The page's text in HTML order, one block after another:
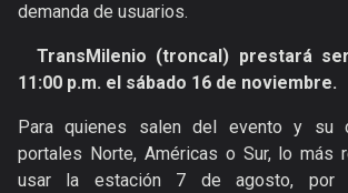
demanda de usuarios.
TransMilenio (troncal) prestará
11:00 p.m. el sábado 16 de noviembre.
Para quienes salen del evento y su
portales Norte, Américas o Sur, lo más
usar la estación 7 de agosto, por